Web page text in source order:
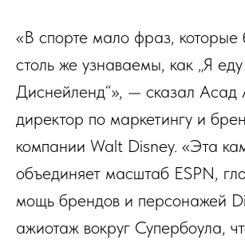
«В спорте мало фраз,
столь же узнаваемы, как „Я
Диснейленд“», — сказал Асад
директор по маркетингу и
компании Walt Disney. «Эта
объединяет масштаб ESPN,
мощь брендов и персонажей
ажиотаж вокруг Супербоула,